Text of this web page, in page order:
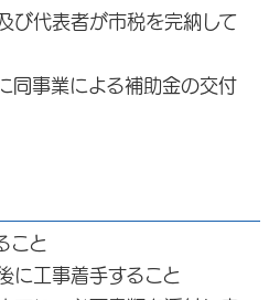
代表者が市税を完納して
同事業による補助金の交付
こと
に工事着手すること